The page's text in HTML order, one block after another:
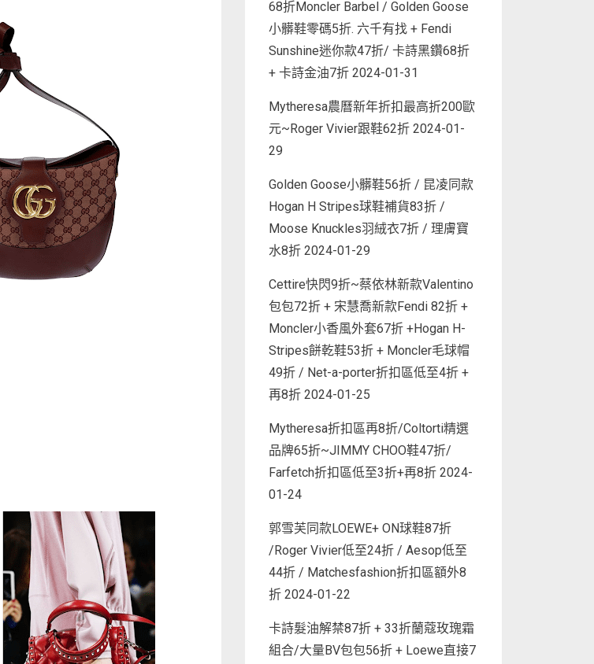
68折Moncler Barbel / Golden Goose
小髒鞋零碼5折. 六千有找 + Fendi
Sunshine迷你款47折/ 卡詩黑鑽68折
+ 卡詩金油7折 2024-01-31
Mytheresa農曆新年折扣最高折200歐
元~Roger Vivier跟鞋62折 2024-01-
29
Golden Goose小髒鞋56折 / 昆凌同款
Hogan H Stripes球鞋補貨83折 /
Moose Knuckles羽絨衣7折 / 理膚寶
水8折 2024-01-29
Cettire快閃9折~蔡依林新款Valentino
包包72折 + 宋慧喬新款Fendi 82折 +
Moncler小香風外套67折 +Hogan H-
Stripes餅乾鞋53折 + Moncler毛球帽
49折 / Net-a-porter折扣區低至4折 +
再8折 2024-01-25
Mytheresa折扣區再8折/Coltorti精選
品牌65折~JIMMY CHOO鞋47折/
Farfetch折扣區低至3折+再8折 2024-
01-24
郭雪芙同款LOEWE+ ON球鞋87折
/Roger Vivier低至24折 / Aesop低至
44折 / Matchesfashion折扣區額外8
折 2024-01-22
卡詩髮油解禁87折 + 33折蘭蔻玫瑰霜
組合/大量BV包包56折 + Loewe直接7